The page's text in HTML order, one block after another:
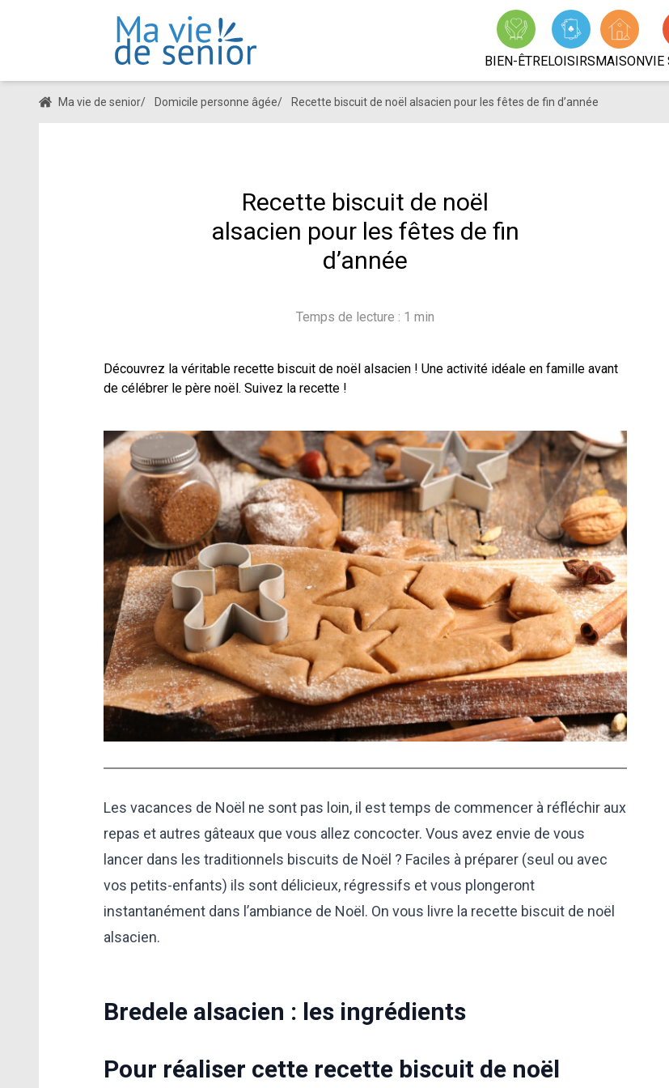
BIEN-ÊTRELOISIRSMAISONVIE
Ma vie de senior/ Domicile personne âgée/ Recette biscuit de noël alsacien pour les fêtes de fin d’année
Recette biscuit de noël
alsacien pour les fêtes de fin
d’année
Temps de lecture : 1 min
Découvrez la véritable recette biscuit de noël alsacien ! Une activité idéale en famille avant
de célébrer le père noël. Suivez la recette !
Les vacances de Noël ne sont pas loin, il est temps de commencer à réfléchir aux
repas et autres gâteaux que vous allez concocter. Vous avez envie de vous
lancer dans les traditionnels biscuits de Noël ? Faciles à préparer (seul ou avec
vos petits-enfants) ils sont délicieux, régressifs et vous plongeront
instantanément dans l’ambiance de Noël. On vous livre la recette biscuit de noël
alsacien.
Bredele alsacien : les ingrédients
Pour réaliser cette recette biscuit de noël